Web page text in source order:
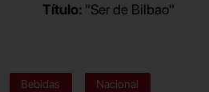
Título: "Ser de Bilbao"
Bebidas Nacional